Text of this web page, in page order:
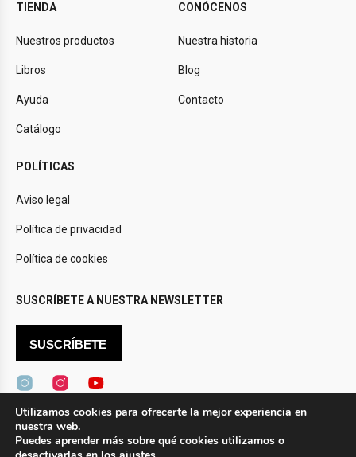
TIENDA
Nuestros productos
Libros
Ayuda
Catálogo
CONÓCENOS
Nuestra historia
Blog
Contacto
POLÍTICAS
Aviso legal
Política de privacidad
Política de cookies
SUSCRÍBETE A NUESTRA NEWSLETTER
SUSCRÍBETE
Design byNovtec
Utilizamos cookies para ofrecerte la mejor experiencia en
nuestra web.
Puedes aprender más sobre qué cookies utilizamos o